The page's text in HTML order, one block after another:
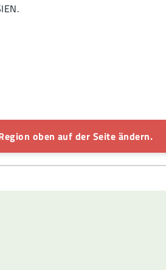
oben auf der Seite ändern.